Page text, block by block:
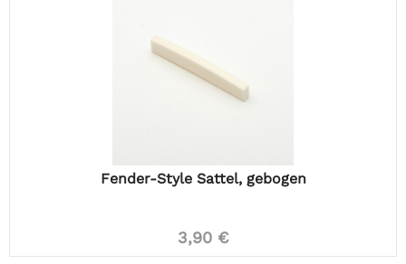
Fender-Style Sattel, gebogen
3,90 €